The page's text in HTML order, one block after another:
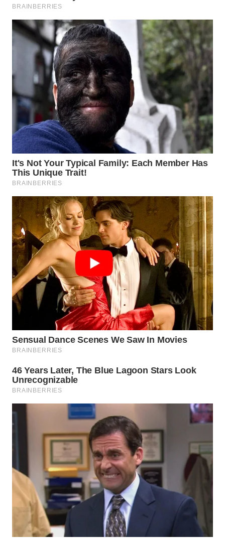
WN
PAKPAK
WN
KARAWANG
WN
BEKASI
BOGOR
WN
DEPOK
TAPANULI
UTARA
WN
SAMOSIR
WN
PADANG
LAWAS
SUMEDANG
CIANJUR
TANGERANG
WN
BINJAI
WN
CIREBON